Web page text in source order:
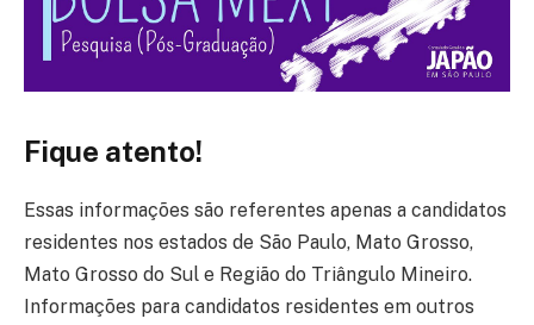
Fique atento!
Essas informações são referentes apenas a candidatos
residentes nos estados de São Paulo, Mato Grosso,
Mato Grosso do Sul e Região do Triângulo Mineiro.
Informações para candidatos residentes em outros